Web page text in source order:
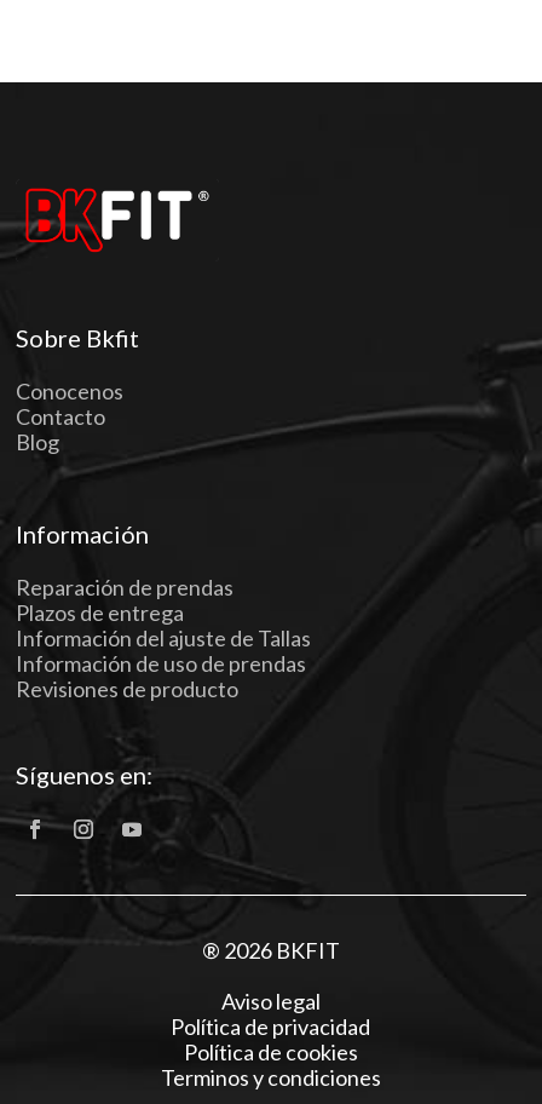
Sobre Bkfit
Conocenos
Contacto
Blog
Información
Reparación de prendas
Plazos de entrega
Información del ajuste de Tallas
Información de uso de prendas
Revisiones de producto
Síguenos en:
® 2026 BKFIT
Aviso legal
Política de privacidad
Política de cookies
Terminos y condiciones